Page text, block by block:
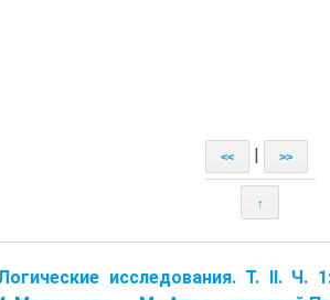
<< >>
↑
исследования. Т. II. Ч.